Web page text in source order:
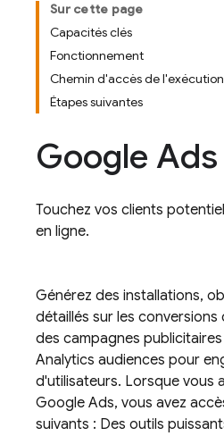
Sur cette page
Capacités clés
Fonctionnement
Chemin d'accès de l'exécution
Étapes suivantes
Google Ads
Touchez vos clients
en ligne.
Générez des installations,
détaillés sur les
des campagnes
Analytics audiences pour
d'utilisateurs. Lorsque vous
Google Ads, vous avez
suivants : Des outils